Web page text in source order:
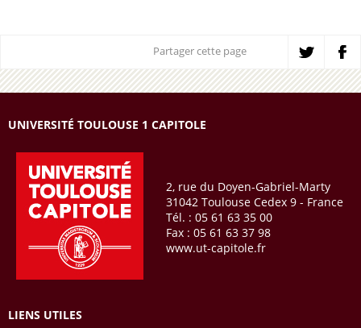
Partager cette page
UNIVERSITÉ TOULOUSE 1 CAPITOLE
2, rue du Doyen-Gabriel-Marty
31042 Toulouse Cedex 9 - France
Tél. : 05 61 63 35 00
Fax : 05 61 63 37 98
www.ut-capitole.fr
LIENS UTILES